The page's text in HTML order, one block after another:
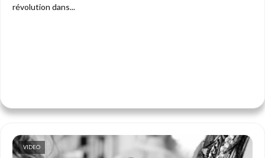
révolution dans...
VIDEO